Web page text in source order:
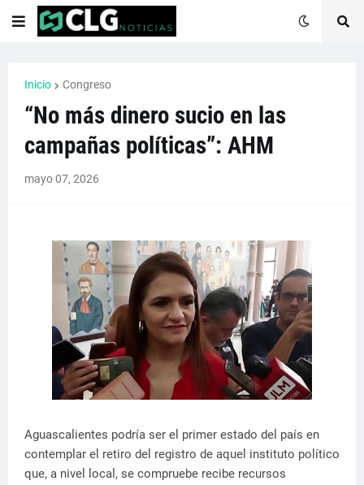
Inicio Congreso
“No más dinero sucio en las
campañas políticas”: AHM
mayo 07, 2026
Aguascalientes podría ser el primer estado del país en
contemplar el retiro del registro de aquel instituto político
que, a nivel local, se compruebe recibe recursos